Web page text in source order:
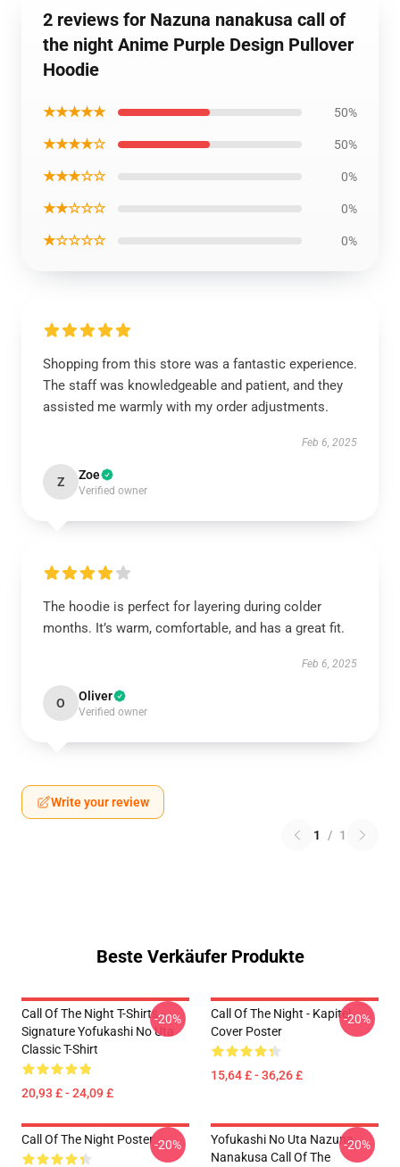
2 reviews for Nazuna nanakusa call of
the night Anime Purple Design Pullover
Hoodie
★★★★★ 50%
★★★★☆ 50%
★★★☆☆ 0%
★★☆☆☆ 0%
★☆☆☆☆ 0%
Shopping from this store was a fantastic experience.
The staff was knowledgeable and patient, and they
assisted me warmly with my order adjustments.
Feb 6, 2025
Z Zoe
Verified owner
The hoodie is perfect for layering during colder
months. It’s warm, comfortable, and has a great fit.
Feb 6, 2025
O Oliver
Verified owner
Write your review
1 / 1
Beste Verkäufer Produkte
Call Of The Night T-Shirts -
Signature Yofukashi No Uta
Classic T-Shirt
20,93 £ - 24,09 £
-20%
Call Of The Night - Kapitel
Cover Poster
15,64 £ - 36,26 £
-20%
Call Of The Night Poster-20%
Yofukashi No Uta Nazuna
Nanakusa Call Of The
-20%